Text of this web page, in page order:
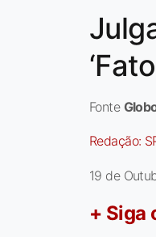
Fonte
Redação:
19 de
+ Siga